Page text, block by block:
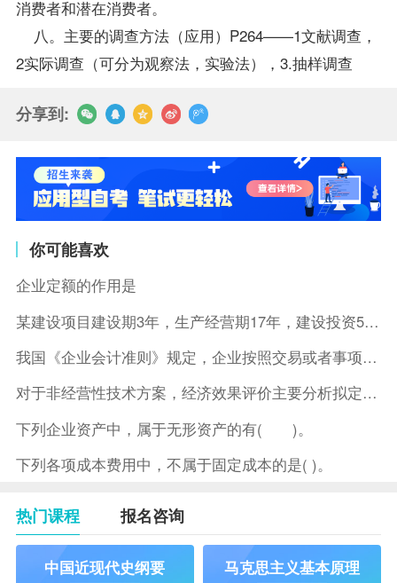
消费者和潜在消费者。
八。主要的调查方法（应用）P264——1文献调查，
2实际调查（可分为观察法，实验法），3.抽样调查
分享到:
你可能喜欢
企业定额的作用是
某建设项目建设期3年，生产经营期17年，建设投资5500万元
我国《企业会计准则》规定，企业按照交易或者事项的经济特征确定
对于非经营性技术方案，经济效果评价主要分析拟定方案的( )。
下列企业资产中，属于无形资产的有( )。
下列各项成本费用中，不属于固定成本的是( )。
热门课程 报名咨询
中国近现代史纲要 马克思主义基本原理